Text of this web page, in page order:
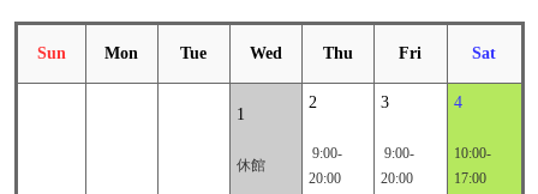
Sun Mon Tue Wed Thu Fri Sat
1
休館
2
9:00-
20:00
3
9:00-
20:00
4
10:00-
17:00